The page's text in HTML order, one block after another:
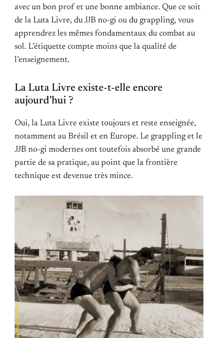
avec un bon prof et une bonne ambiance. Que ce soit
de la Luta Livre, du JJB no-gi ou du grappling, vous
apprendrez les mêmes fondamentaux du combat au
sol. L’étiquette compte moins que la qualité de
l’enseignement.
La Luta Livre existe-t-elle encore
aujourd’hui ?
Oui, la Luta Livre existe toujours et reste enseignée,
notamment au Brésil et en Europe. Le grappling et le
JJB no-gi modernes ont toutefois absorbé une grande
partie de sa pratique, au point que la frontière
technique est devenue très mince.